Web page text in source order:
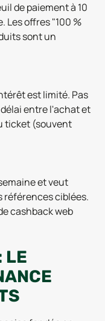
de paiement à 10
Les offres "100 %
sont un
est limité. Pas
entre l'achat et
ticket (souvent
et veut
références ciblées.
cashback web
LE